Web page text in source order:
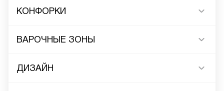
КОНФОРКИ
ВАРОЧНЫЕ ЗОНЫ
ДИЗАЙН